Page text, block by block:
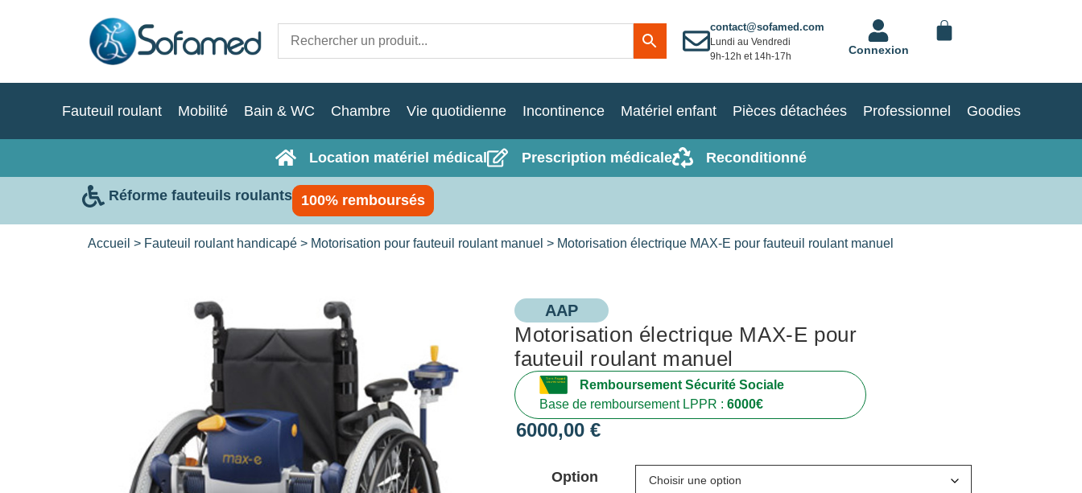
contact@sofamed.com
Lundi au Vendredi
9h-12h et 14h-17h
Connexion
Fauteuil roulant Mobilité Bain & WC Chambre Vie quotidienne Incontinence Matériel enfant Pièces détachées Professionnel Goodies
Location matériel médical Prescription médicale Reconditionné
Réforme fauteuils roulants 100% remboursés
Accueil > Fauteuil roulant handicapé > Motorisation pour fauteuil roulant manuel > Motorisation électrique MAX-E pour fauteuil roulant manuel
Motorisation électrique MAX-E pour
fauteuil roulant manuel
AAP
Remboursement Sécurité Sociale
Base de remboursement LPPR : 6000€
6000,00 €
Option